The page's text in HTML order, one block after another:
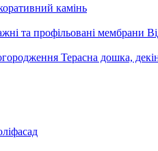
камінь
та профільовані мембрани
Терасна дошка,